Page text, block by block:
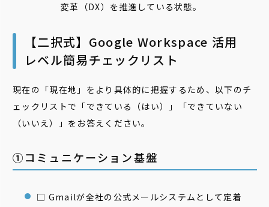
変革（DX）を推進している状態。
【二択式】Google Workspace 活用
レベル簡易チェックリスト
現在の「現在地」をより具体的に把握するため、以下のチ
ェックリストで「できている（はい）」「できていない
（いいえ）」をお答えください。
①コミュニケーション基盤
□ Gmailが全社の公式メールシステムとして定着